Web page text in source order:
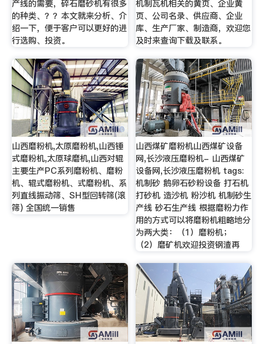
产线的需要，碎石磨砂机有很多
的种类、？？本文就来分析、介
绍一下，便于客户可以更好的进
行选购、投资。
机制瓦机相关的黄页、企业黄
页、公司名录、供应商、企业
库、生产厂家、制造商，欢迎您
及时来查询下载及联系。
山西磨粉机,太原磨粉机,山西锤
式磨粉机,太原球磨机,山西对辊
主要生产PC系列磨粉机、磨粉
机、辊式磨粉机、式磨粉机、系
列直线振动筛、SH型回转筛(滚
筛) 全国统一销售
山西煤矿磨粉机山西煤矿设备
网,长沙液压磨粉机- 山西煤矿
设备网,长沙液压磨粉机 tags:
机制砂 鹅卵石砂粉设备 打石机
打砂机 造沙机 粉沙机 机制砂生
产线 砂石生产线 根据磨粉力作
用的方式可以将磨粉机粗略地分
为两大类：（1）磨粉机；
（2）磨矿机欢迎投资钢渣再